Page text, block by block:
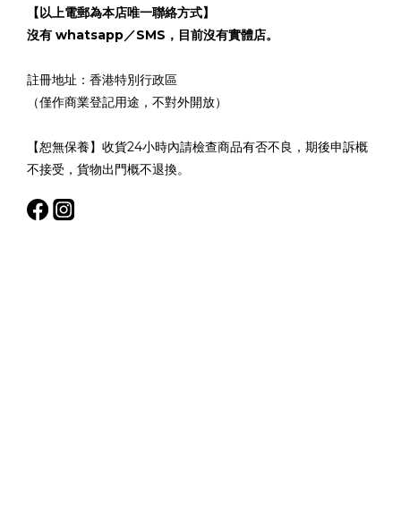
【以上電郵為本店唯一聯絡方式】
沒有 whatsapp／SMS，目前沒有實體店。
註冊地址：香港特別行政區
（僅作商業登記用途，不對外開放）
【恕無保養】收貨24小時內請檢查商品有否不良，期後申訴概
不接受，貨物出門概不退換。